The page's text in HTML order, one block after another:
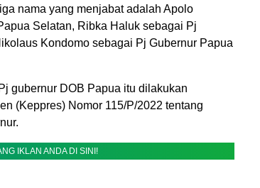
nama yang menjabat adalah Apolo
Selatan, Ribka Haluk sebagai Pj
Kondomo sebagai Pj Gubernur Papua
gubernur DOB Papua itu dilakukan
(Keppres) Nomor 115/P/2022 tentang
IKLAN ANDA DI SINI!